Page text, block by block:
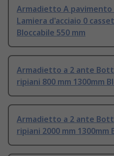
Armadietto A
Lamiera d'acciaio 0
Bloccabile 550 mm
Armadietto a 2 ante Bott
ripiani 800 mm 1300mm
Armadietto a 2 ante Bott
ripiani 2000 mm 1300mm